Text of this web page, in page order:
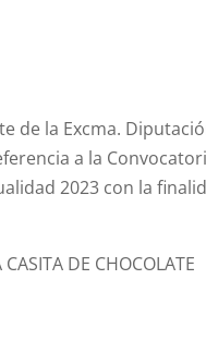
de la Excma.
a la
2023 con la
DE CHOCOLATE